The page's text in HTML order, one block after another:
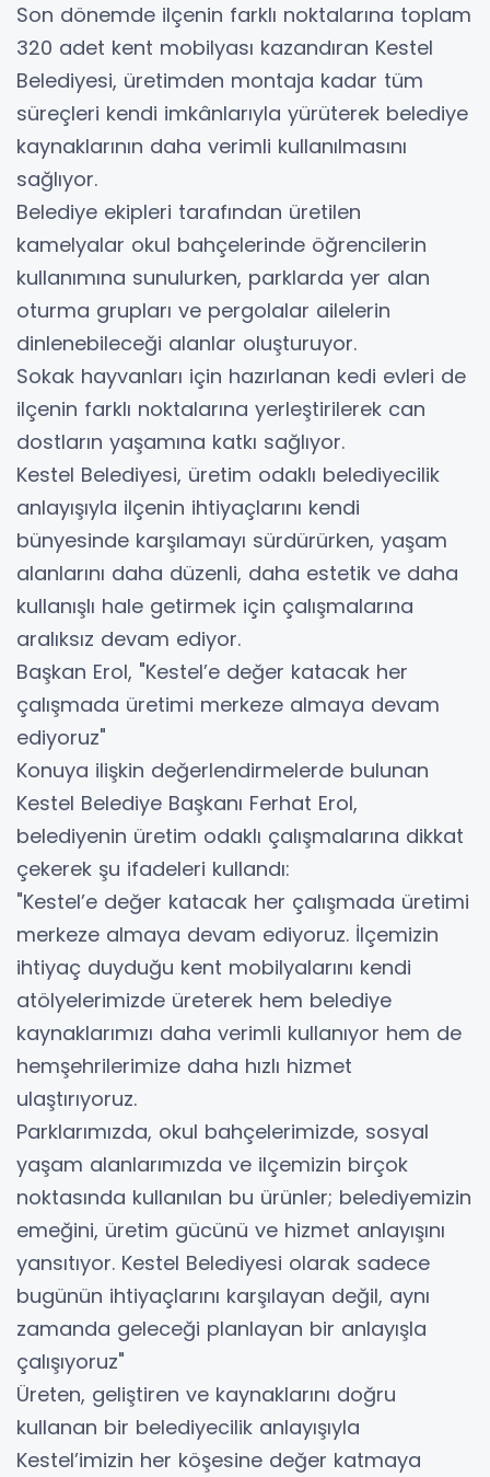
Son dönemde ilçenin farklı noktalarına toplam
320 adet kent mobilyası kazandıran Kestel
Belediyesi, üretimden montaja kadar tüm
süreçleri kendi imkânlarıyla yürüterek belediye
kaynaklarının daha verimli kullanılmasını
sağlıyor.
Belediye ekipleri tarafından üretilen
kamelyalar okul bahçelerinde öğrencilerin
kullanımına sunulurken, parklarda yer alan
oturma grupları ve pergolalar ailelerin
dinlenebileceği alanlar oluşturuyor.
Sokak hayvanları için hazırlanan kedi evleri de
ilçenin farklı noktalarına yerleştirilerek can
dostların yaşamına katkı sağlıyor.
Kestel Belediyesi, üretim odaklı belediyecilik
anlayışıyla ilçenin ihtiyaçlarını kendi
bünyesinde karşılamayı sürdürürken, yaşam
alanlarını daha düzenli, daha estetik ve daha
kullanışlı hale getirmek için çalışmalarına
aralıksız devam ediyor.
Başkan Erol, "Kestel’e değer katacak her
çalışmada üretimi merkeze almaya devam
ediyoruz"
Konuya ilişkin değerlendirmelerde bulunan
Kestel Belediye Başkanı Ferhat Erol,
belediyenin üretim odaklı çalışmalarına dikkat
çekerek şu ifadeleri kullandı:
"Kestel’e değer katacak her çalışmada üretimi
merkeze almaya devam ediyoruz. İlçemizin
ihtiyaç duyduğu kent mobilyalarını kendi
atölyelerimizde üreterek hem belediye
kaynaklarımızı daha verimli kullanıyor hem de
hemşehrilerimize daha hızlı hizmet
ulaştırıyoruz.
Parklarımızda, okul bahçelerimizde, sosyal
yaşam alanlarımızda ve ilçemizin birçok
noktasında kullanılan bu ürünler; belediyemizin
emeğini, üretim gücünü ve hizmet anlayışını
yansıtıyor. Kestel Belediyesi olarak sadece
bugünün ihtiyaçlarını karşılayan değil, aynı
zamanda geleceği planlayan bir anlayışla
çalışıyoruz"
Üreten, geliştiren ve kaynaklarını doğru
kullanan bir belediyecilik anlayışıyla
Kestel’imizin her köşesine değer katmaya